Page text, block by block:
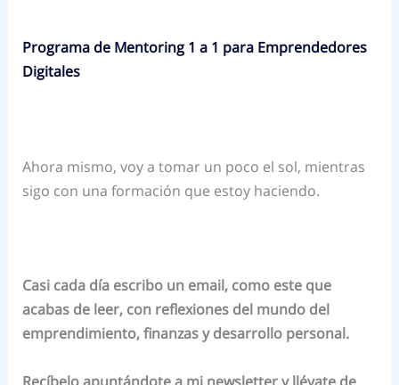
Programa de Mentoring 1 a 1 para Emprendedores
Digitales
Ahora mismo, voy a tomar un poco el sol, mientras
sigo con una formación que estoy haciendo.
Casi cada día escribo un email, como este que
acabas de leer, con reflexiones del mundo del
emprendimiento, finanzas y desarrollo personal.
Recíbelo apuntándote a mi newsletter y llévate de